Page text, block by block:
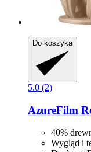
Do koszyka
5.0 (2)
AzureFilm
40%
Wygląd i